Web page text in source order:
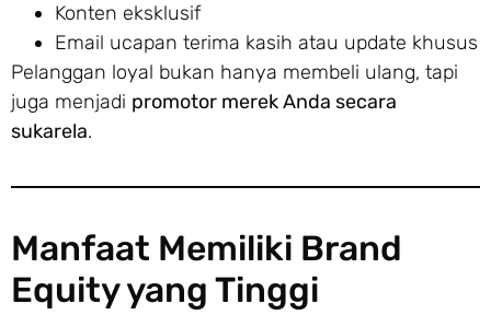
Konten eksklusif
Email ucapan terima kasih atau update khusus
Pelanggan loyal bukan hanya membeli ulang, tapi
juga menjadi promotor merek Anda secara
sukarela.
Manfaat Memiliki Brand
Equity yang Tinggi